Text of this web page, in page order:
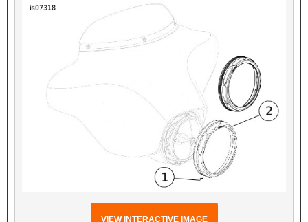
VIEW INTERACTIVE IMAGE